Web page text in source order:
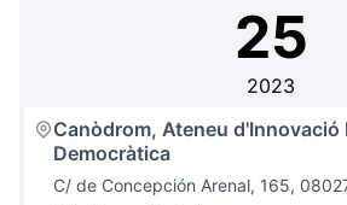
25
2023
Canòdrom, Ateneu d'Innovació
Democràtica
C/ de Concepción Arenal, 165,